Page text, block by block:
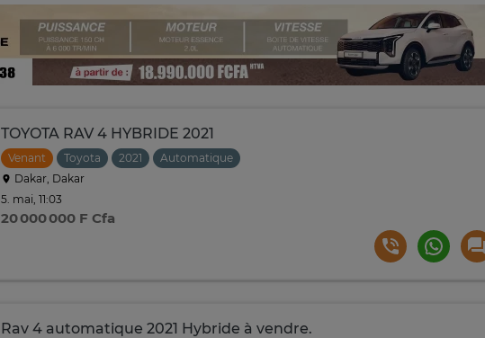
TOYOTA RAV 4 HYBRIDE 2021
Venant Toyota 2021
Automatique
Dakar, Dakar
5. mai, 11:03
20 000 000 F Cfa
Rav 4 automatique 2021 Hybride à vendre.